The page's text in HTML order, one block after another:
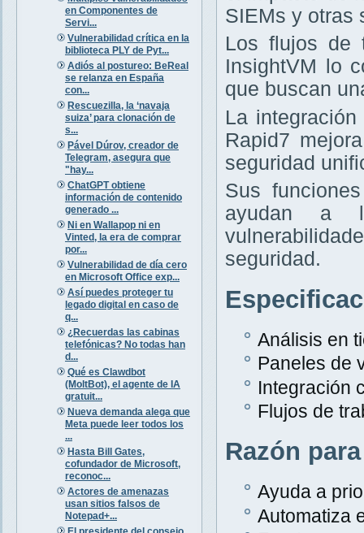
en Componentes de
Servi...
Vulnerabilidad crítica en la
biblioteca PLY de Pyt...
Adiós al postureo: BeReal
se relanza en España
con...
Rescuezilla, la ‘navaja
suiza’ para clonación de
s...
Pável Dúrov, creador de
Telegram, asegura que
"hay...
ChatGPT obtiene
información de contenido
generado ...
Ni en Wallapop ni en
Vinted, la era de comprar
por...
Vulnerabilidad de día cero
en Microsoft Office exp...
Así puedes proteger tu
legado digital en caso de
q...
¿Recuerdas las cabinas
telefónicas? No todas han
d...
Qué es Clawdbot
(MoltBot), el agente de IA
gratuit...
Nueva demanda alega que
Meta puede leer todos los
...
Hasta Bill Gates,
cofundador de Microsoft,
reconoc...
Actores de amenazas
usan sitios falsos de
Notepad+...
SIEMs y otras
Los flujos de
InsightVM lo
que buscan
La
Rapid7
seguridad
Sus
ayudan a
seguridad.
Análisis en
Paneles de
Integración
Flujos de
Razón
Ayuda a
Automatiza